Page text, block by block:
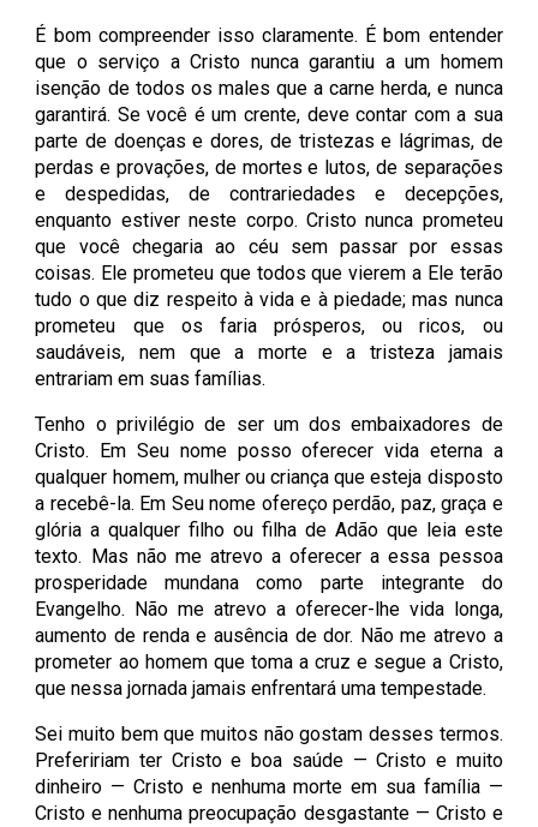
É bom compreender isso claramente. É bom entender
que o serviço a Cristo nunca garantiu a um homem
isenção de todos os males que a carne herda, e nunca
garantirá. Se você é um crente, deve contar com a sua
parte de doenças e dores, de tristezas e lágrimas, de
perdas e provações, de mortes e lutos, de separações
e despedidas, de contrariedades e decepções,
enquanto estiver neste corpo. Cristo nunca prometeu
que você chegaria ao céu sem passar por essas
coisas. Ele prometeu que todos que vierem a Ele terão
tudo o que diz respeito à vida e à piedade; mas nunca
prometeu que os faria prósperos, ou ricos, ou
saudáveis, nem que a morte e a tristeza jamais
entrariam em suas famílias.
Tenho o privilégio de ser um dos embaixadores de
Cristo. Em Seu nome posso oferecer vida eterna a
qualquer homem, mulher ou criança que esteja disposto
a recebê-la. Em Seu nome ofereço perdão, paz, graça e
glória a qualquer filho ou filha de Adão que leia este
texto. Mas não me atrevo a oferecer a essa pessoa
prosperidade mundana como parte integrante do
Evangelho. Não me atrevo a oferecer-lhe vida longa,
aumento de renda e ausência de dor. Não me atrevo a
prometer ao homem que toma a cruz e segue a Cristo,
que nessa jornada jamais enfrentará uma tempestade.
Sei muito bem que muitos não gostam desses termos.
Prefeririam ter Cristo e boa saúde — Cristo e muito
dinheiro — Cristo e nenhuma morte em sua família —
Cristo e nenhuma preocupação desgastante — Cristo e